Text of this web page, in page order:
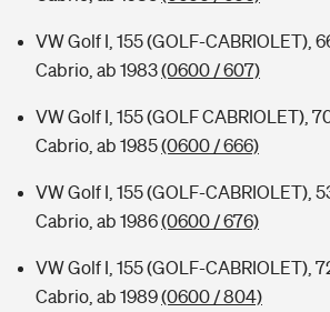
VW Golf I, 155 (GOLF-CABRIOLET),
Cabrio, ab 1983(0600 / 607)
VW Golf I, 155 (GOLF CABRIOLET),
Cabrio, ab 1985(0600 / 666)
VW Golf I, 155 (GOLF-CABRIOLET),
Cabrio, ab 1986(0600 / 676)
VW Golf I, 155 (GOLF-CABRIOLET),
Cabrio, ab 1989(0600 / 804)